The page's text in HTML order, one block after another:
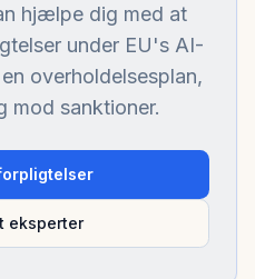
hjælpe dig med at
under EU's AI-
overholdelsesplan,
mod sanktioner.
eksperter